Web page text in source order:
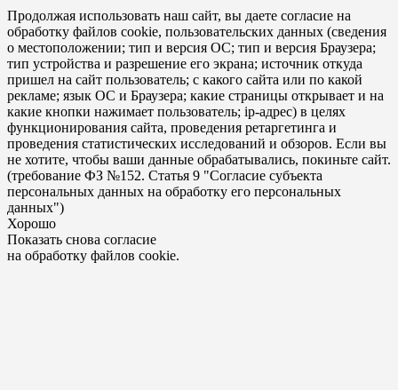
Продолжая использовать наш сайт, вы даете согласие на
обработку файлов cookie, пользовательских данных (сведения
о местоположении; тип и версия ОС; тип и версия Браузера;
тип устройства и разрешение его экрана; источник откуда
пришел на сайт пользователь; с какого сайта или по какой
рекламе; язык ОС и Браузера; какие страницы открывает и на
какие кнопки нажимает пользователь; ip-адрес) в целях
функционирования сайта, проведения ретаргетинга и
проведения статистических исследований и обзоров. Если вы
не хотите, чтобы ваши данные обрабатывались, покиньте сайт.
(требование ФЗ №152. Статья 9 "Согласие субъекта
персональных данных на обработку его персональных
данных")
Хорошо
Показать снова согласие
на обработку файлов cookie.